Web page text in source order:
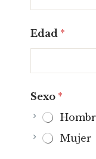
Edad *
Sexo *
Mujer